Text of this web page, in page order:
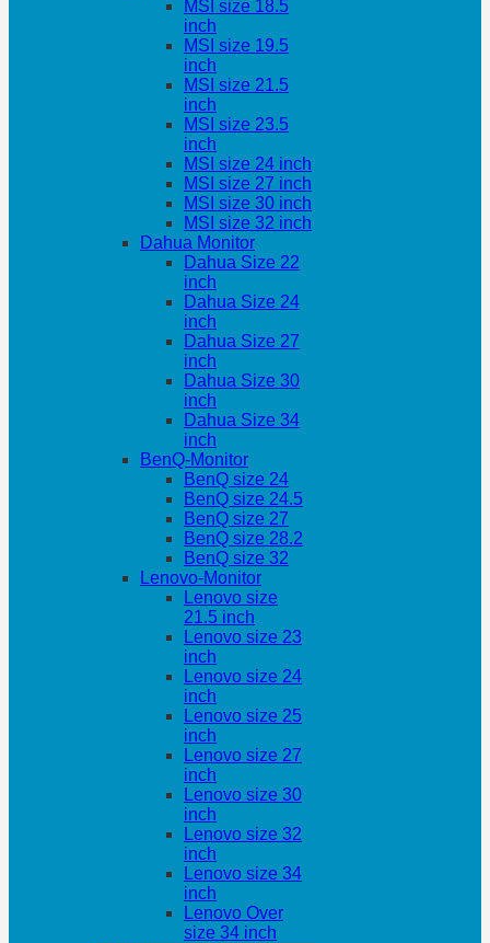
MSI size 18.5
inch
MSI size 19.5
inch
MSI size 21.5
inch
MSI size 23.5
inch
MSI size 24 inch
MSI size 27 inch
MSI size 30 inch
MSI size 32 inch
Dahua Monitor
Dahua Size 22
inch
Dahua Size 24
inch
Dahua Size 27
inch
Dahua Size 30
inch
Dahua Size 34
inch
BenQ-Monitor
BenQ size 24
BenQ size 24.5
BenQ size 27
BenQ size 28.2
BenQ size 32
Lenovo-Monitor
Lenovo size
21.5 inch
Lenovo size 23
inch
Lenovo size 24
inch
Lenovo size 25
inch
Lenovo size 27
inch
Lenovo size 30
inch
Lenovo size 32
inch
Lenovo size 34
inch
Lenovo Over
size 34 inch